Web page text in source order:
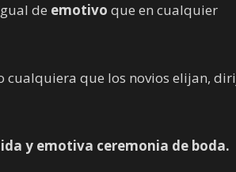
de emotivo que en cualquier
cualquiera que los novios elijan,
y emotiva ceremonia de boda.